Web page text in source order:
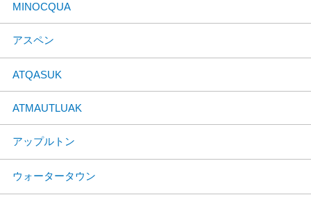
MINOCQUA
アスペン
ATQASUK
ATMAUTLUAK
アップルトン
ウォータータウン